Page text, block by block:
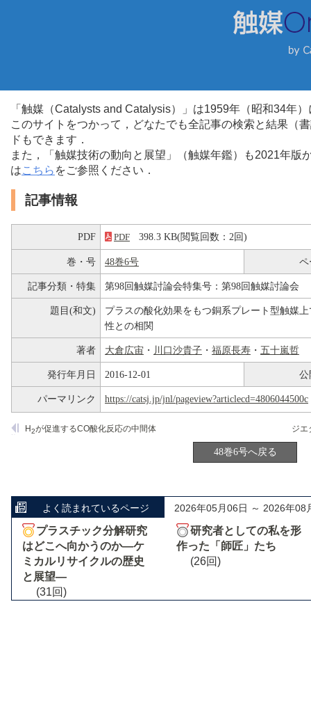
「触媒（Catalysts and Catalysis）」は1959年（昭和34年
このサイトをつかって，どなたでも全記事の検索と結果（
ドもできます．
また，「触媒技術の動向と展望」（触媒年鑑）も2021年
はこちら をご参照ください．
記事情報
PDF PDF 398.3 KB(閲覧回数：2回)
巻・号 48巻6号 ペ
記事分類・特集 第98回触媒討論会特集号：第98回触媒討論会
題目(和文)
プラスの酸化効果をもつ銅系プレート型触媒
性との相関
著者 大倉広宙 ・ 川口沙貴子 ・ 福原長寿 ・ 五十嵐哲
発行年月日 2016-12-01 公
パーマリンク https://catsj.jp/jnl/pageview?articlecd=4806044500c
H2が促進するCO酸化反応の中間体
48巻6号へ戻る
よく読まれているページ 2026年05月06日 ～ 2026年08
プラスチック分解研究
はどこへ向かうのか―ケ
ミカルリサイクルの歴史
と展望―
(31回)
研究者としての私を形
作った「師匠」たち
(26回)